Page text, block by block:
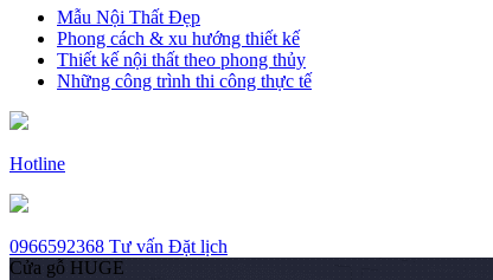
Mẫu Nội Thất Đẹp
Phong cách & xu hướng thiết kế
Thiết kế nội thất theo phong thủy
Những công trình thi công thực tế
Hotline
0966592368 Tư vấn Đặt lịch
Cửa gỗ HUGE